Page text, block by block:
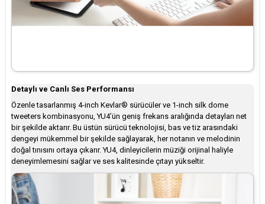
Detaylı ve Canlı Ses Performansı
Özenle tasarlanmış 4-inch Kevlar® sürücüler ve 1-inch silk dome
tweeters kombinasyonu, YU4’ün geniş frekans aralığında detayları net
bir şekilde aktarır. Bu üstün sürücü teknolojisi, bas ve tiz arasındaki
dengeyi mükemmel bir şekilde sağlayarak, her notanın ve melodinin
doğal tınısını ortaya çıkarır. YU4, dinleyicilerin müziği orijinal haliyle
deneyimlemesini sağlar ve ses kalitesinde çıtayı yükseltir.